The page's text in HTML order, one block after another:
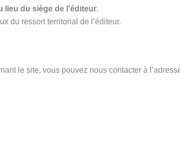
lieu du siège de l’éditeur.
du ressort territorial de l’éditeur.
le site, vous pouvez nous contacter à